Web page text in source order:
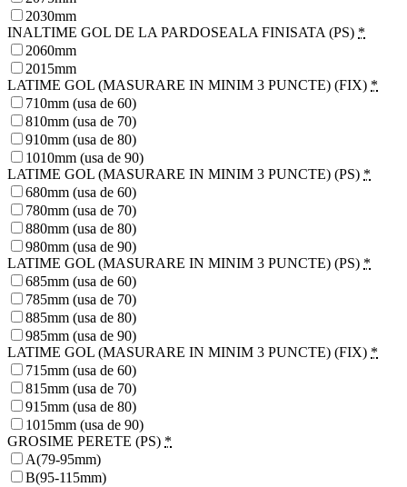
2030mm
INALTIME GOL DE LA PARDOSEALA FINISATA (PS) *
2060mm
2015mm
LATIME GOL (MASURARE IN MINIM 3 PUNCTE) (FIX) *
710mm (usa de 60)
810mm (usa de 70)
910mm (usa de 80)
1010mm (usa de 90)
LATIME GOL (MASURARE IN MINIM 3 PUNCTE) (PS) *
680mm (usa de 60)
780mm (usa de 70)
880mm (usa de 80)
980mm (usa de 90)
LATIME GOL (MASURARE IN MINIM 3 PUNCTE) (PS) *
685mm (usa de 60)
785mm (usa de 70)
885mm (usa de 80)
985mm (usa de 90)
LATIME GOL (MASURARE IN MINIM 3 PUNCTE) (FIX) *
715mm (usa de 60)
815mm (usa de 70)
915mm (usa de 80)
1015mm (usa de 90)
GROSIME PERETE (PS) *
A(79-95mm)
B(95-115mm)